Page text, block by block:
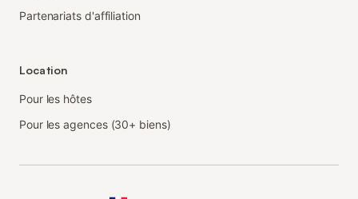
Partenariats d'affiliation
Location
Pour les hôtes
Pour les agences (30+ biens)